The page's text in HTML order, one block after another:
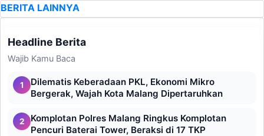
BERITA LAINNYA
Headline Berita
Wajib Kamu Baca
1
Dilematis Keberadaan PKL, Ekonomi Mikro
Bergerak, Wajah Kota Malang Dipertaruhkan
2
Komplotan Polres Malang Ringkus Komplotan
Pencuri Baterai Tower, Beraksi di 17 TKP